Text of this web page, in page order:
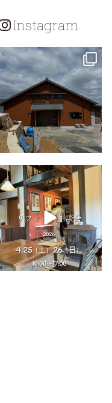
Instagram
tomohouseinc
tomohouseinc
4月 25